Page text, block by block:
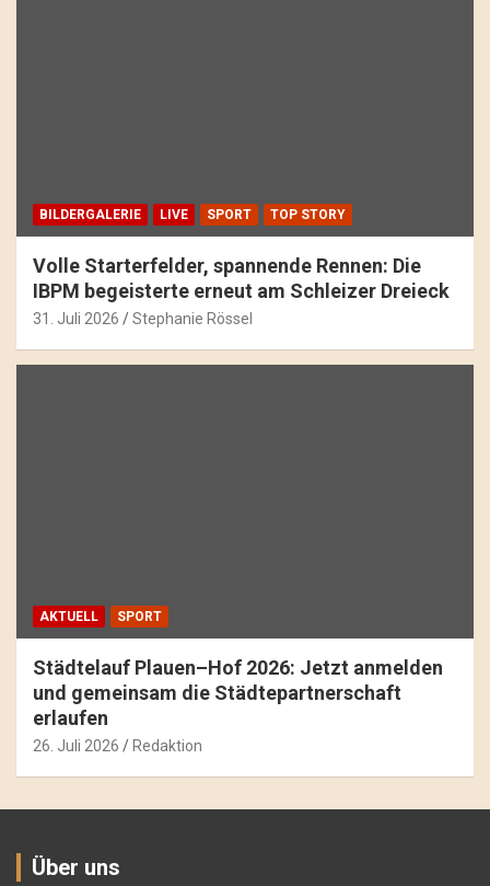
BILDERGALERIE LIVE SPORT TOP STORY
Volle Starterfelder, spannende Rennen: Die
IBPM begeisterte erneut am Schleizer Dreieck
31. Juli 2026 Stephanie Rössel
AKTUELL SPORT
Städtelauf Plauen–Hof 2026: Jetzt anmelden
und gemeinsam die Städtepartnerschaft
erlaufen
26. Juli 2026 Redaktion
Über uns